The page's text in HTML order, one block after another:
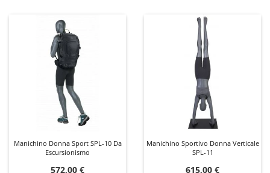
Manichino Donna Sport SPL-10 Da
Escursionismo
Prezzo
572,00 €
Manichino Sportivo Donna Verticale
SPL-11
Prezzo
615,00 €